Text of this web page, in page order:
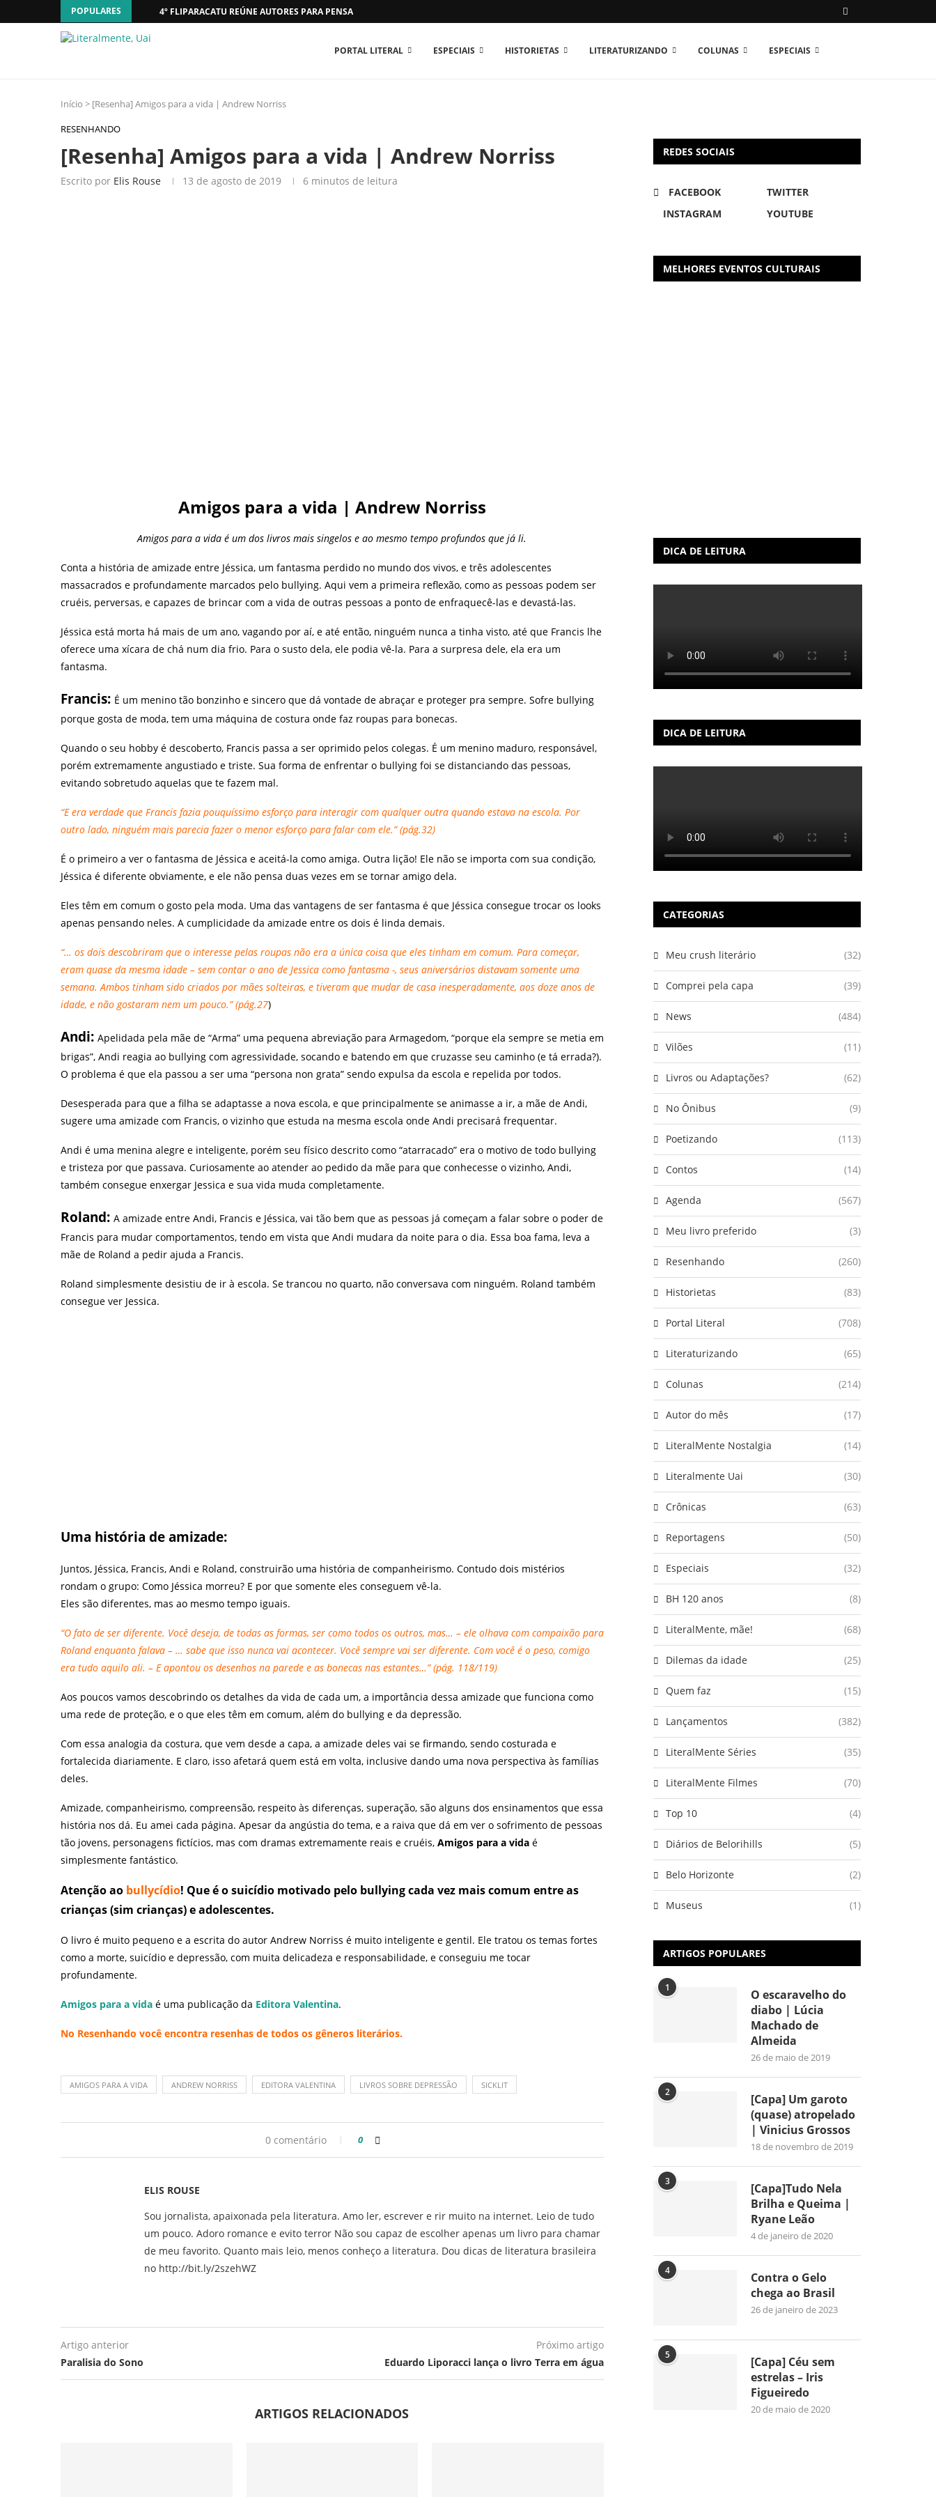
POPULARES 4º FLIPARACATU REÚNE AUTORES PARA PENSAR O MUNDO...
PORTAL LITERAL ESPECIAIS HISTORIETAS LITERATURIZANDO COLUNAS ESPECIAIS
Início > [Resenha] Amigos para a vida | Andrew Norriss
RESENHANDO
[Resenha] Amigos para a vida | Andrew Norriss
Escrito por Elis Rouse 13 de agosto de 2019 6 minutos de leitura
Amigos para a vida | Andrew Norriss
Amigos para a vida é um dos livros mais singelos e ao mesmo tempo profundos que já li.
Conta a história de amizade entre Jéssica, um fantasma perdido no mundo dos vivos, e três adolescentes
massacrados e profundamente marcados pelo bullying. Aqui vem a primeira reflexão, como as pessoas podem ser
cruéis, perversas, e capazes de brincar com a vida de outras pessoas a ponto de enfraquecê-las e devastá-las.
Jéssica está morta há mais de um ano, vagando por aí, e até então, ninguém nunca a tinha visto, até que Francis lhe
oferece uma xícara de chá num dia frio. Para o susto dela, ele podia vê-la. Para a surpresa dele, ela era um
fantasma.
Francis: É um menino tão bonzinho e sincero que dá vontade de abraçar e proteger pra sempre. Sofre bullying
porque gosta de moda, tem uma máquina de costura onde faz roupas para bonecas.
Quando o seu hobby é descoberto, Francis passa a ser oprimido pelos colegas. É um menino maduro, responsável,
porém extremamente angustiado e triste. Sua forma de enfrentar o bullying foi se distanciando das pessoas,
evitando sobretudo aquelas que te fazem mal.
“E era verdade que Francis fazia pouquíssimo esforço para interagir com qualquer outra quando estava na escola. Por
outro lado, ninguém mais parecia fazer o menor esforço para falar com ele.” (pág.32)
É o primeiro a ver o fantasma de Jéssica e aceitá-la como amiga. Outra lição! Ele não se importa com sua condição,
Jéssica é diferente obviamente, e ele não pensa duas vezes em se tornar amigo dela.
Eles têm em comum o gosto pela moda. Uma das vantagens de ser fantasma é que Jéssica consegue trocar os looks
apenas pensando neles. A cumplicidade da amizade entre os dois é linda demais.
“… os dois descobriram que o interesse pelas roupas não era a única coisa que eles tinham em comum. Para começar,
eram quase da mesma idade – sem contar o ano de Jessica como fantasma -, seus aniversários distavam somente uma
semana. Ambos tinham sido criados por mães solteiras, e tiveram que mudar de casa inesperadamente, aos doze anos de
idade, e não gostaram nem um pouco.” (pág.27)
Andi: Apelidada pela mãe de “Arma” uma pequena abreviação para Armagedom, “porque ela sempre se metia em
brigas”, Andi reagia ao bullying com agressividade, socando e batendo em que cruzasse seu caminho (e tá errada?).
O problema é que ela passou a ser uma “persona non grata” sendo expulsa da escola e repelida por todos.
Desesperada para que a filha se adaptasse a nova escola, e que principalmente se animasse a ir, a mãe de Andi,
sugere uma amizade com Francis, o vizinho que estuda na mesma escola onde Andi precisará frequentar.
Andi é uma menina alegre e inteligente, porém seu físico descrito como “atarracado” era o motivo de todo bullying
e tristeza por que passava. Curiosamente ao atender ao pedido da mãe para que conhecesse o vizinho, Andi,
também consegue enxergar Jessica e sua vida muda completamente.
Roland: A amizade entre Andi, Francis e Jéssica, vai tão bem que as pessoas já começam a falar sobre o poder de
Francis para mudar comportamentos, tendo em vista que Andi mudara da noite para o dia. Essa boa fama, leva a
mãe de Roland a pedir ajuda a Francis.
Roland simplesmente desistiu de ir à escola. Se trancou no quarto, não conversava com ninguém. Roland também
consegue ver Jessica.
Uma história de amizade:
Juntos, Jéssica, Francis, Andi e Roland, construirão uma história de companheirismo. Contudo dois mistérios
rondam o grupo: Como Jéssica morreu? E por que somente eles conseguem vê-la.
Eles são diferentes, mas ao mesmo tempo iguais.
“O fato de ser diferente. Você deseja, de todas as formas, ser como todos os outros, mas… – ele olhava com compaixão para
Roland enquanto falava – … sabe que isso nunca vai acontecer. Você sempre vai ser diferente. Com você é o peso, comigo
era tudo aquilo ali. – E apontou os desenhos na parede e as bonecas nas estantes…” (pág. 118/119)
Aos poucos vamos descobrindo os detalhes da vida de cada um, a importância dessa amizade que funciona como
uma rede de proteção, e o que eles têm em comum, além do bullying e da depressão.
Com essa analogia da costura, que vem desde a capa, a amizade deles vai se firmando, sendo costurada e
fortalecida diariamente. E claro, isso afetará quem está em volta, inclusive dando uma nova perspectiva às famílias
deles.
Amizade, companheirismo, compreensão, respeito às diferenças, superação, são alguns dos ensinamentos que essa
história nos dá. Eu amei cada página. Apesar da angústia do tema, e a raiva que dá em ver o sofrimento de pessoas
tão jovens, personagens fictícios, mas com dramas extremamente reais e cruéis, Amigos para a vida é
simplesmente fantástico.
Atenção ao bullycídio! Que é o suicídio motivado pelo bullying cada vez mais comum entre as
crianças (sim crianças) e adolescentes.
O livro é muito pequeno e a escrita do autor Andrew Norriss é muito inteligente e gentil. Ele tratou os temas fortes
como a morte, suicídio e depressão, com muita delicadeza e responsabilidade, e conseguiu me tocar
profundamente.
Amigos para a vida é uma publicação da Editora Valentina.
No Resenhando você encontra resenhas de todos os gêneros literários.
AMIGOS PARA A VIDA ANDREW NORRISS EDITORA VALENTINA LIVROS SOBRE DEPRESSÃO SICKLIT
0 comentário 0
ELIS ROUSE
Sou jornalista, apaixonada pela literatura. Amo ler, escrever e rir muito na internet. Leio de tudo
um pouco. Adoro romance e evito terror Não sou capaz de escolher apenas um livro para chamar
de meu favorito. Quanto mais leio, menos conheço a literatura. Dou dicas de literatura brasileira
no http://bit.ly/2szehWZ
Artigo anterior
Paralisia do Sono
Próximo artigo
Eduardo Liporacci lança o livro Terra em água
ARTIGOS RELACIONADOS
REDES SOCIAIS
FACEBOOK
TWITTER
INSTAGRAM
YOUTUBE
MELHORES EVENTOS CULTURAIS
DICA DE LEITURA
DICA DE LEITURA
CATEGORIAS
Meu crush literário (32)
Comprei pela capa (39)
News (484)
Vilões (11)
Livros ou Adaptações? (62)
No Ônibus (9)
Poetizando (113)
Contos (14)
Agenda (567)
Meu livro preferido (3)
Resenhando (260)
Historietas (83)
Portal Literal (708)
Literaturizando (65)
Colunas (214)
Autor do mês (17)
LiteralMente Nostalgia (14)
Literalmente Uai (30)
Crônicas (63)
Reportagens (50)
Especiais (32)
BH 120 anos (8)
LiteralMente, mãe! (68)
Dilemas da idade (25)
Quem faz (15)
Lançamentos (382)
LiteralMente Séries (35)
LiteralMente Filmes (70)
Top 10 (4)
Diários de Belorihills (5)
Belo Horizonte (2)
Museus (1)
ARTIGOS POPULARES
1
O escaravelho do
diabo | Lúcia
Machado de
Almeida
26 de maio de 2019
2
[Capa] Um garoto
(quase) atropelado
| Vinicius Grossos
18 de novembro de 2019
3
[Capa]Tudo Nela
Brilha e Queima |
Ryane Leão
4 de janeiro de 2020
4
Contra o Gelo
chega ao Brasil
26 de janeiro de 2023
5
[Capa] Céu sem
estrelas – Iris
Figueiredo
20 de maio de 2020